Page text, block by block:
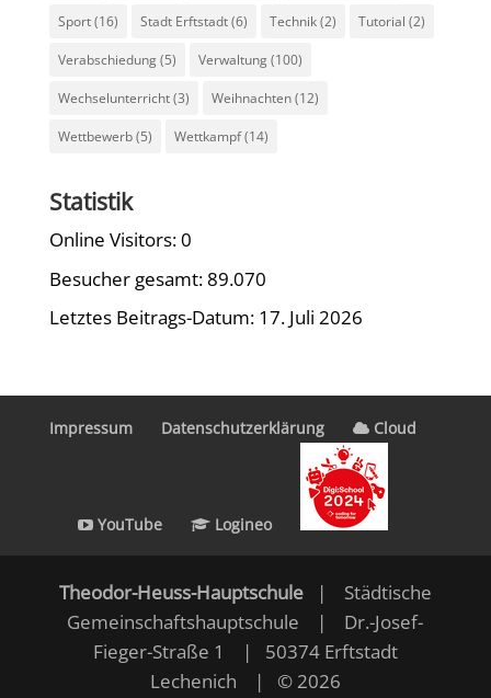
Sport(16) Stadt Erftstadt(6) Technik(2) Tutorial (2)
Verabschiedung(5) Verwaltung(100)
Wechselunterricht(3) Weihnachten(12)
Wettbewerb(5) Wettkampf(14)
Statistik
Online Visitors:0
Besucher gesamt:89.070
Letztes Beitrags-Datum: 17. Juli 2026
Impressum Datenschutzerklärung Cloud
YouTube Logineo
Theodor-Heuss-Hauptschule| Städtische
Gemeinschaftshauptschule | Dr.-Josef-
Fieger-Straße 1 | 50374 Erftstadt
Lechenich | © 2026